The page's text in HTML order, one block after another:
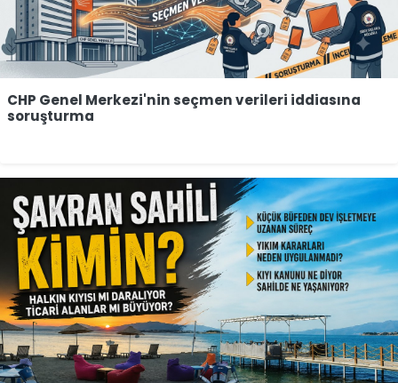
CHP Genel Merkezi'nin seçmen verileri iddiasına
soruşturma